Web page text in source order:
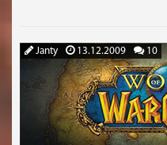
Janty 13.12.2009 10